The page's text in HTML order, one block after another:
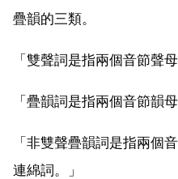
疊韻的三類。
「雙聲詞是指兩個音節聲
「疊韻詞是指兩個音節韻
「非雙聲疊韻詞是指兩個
連綿詞。」